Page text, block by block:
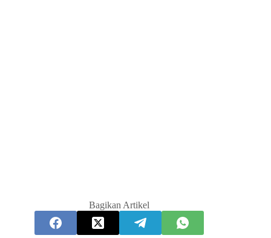
Bagikan Artikel